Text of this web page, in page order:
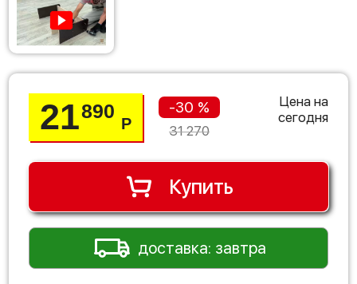
21890
Р
-30 %
31 270
Цена на
сегодня
Купить
доставка: завтра